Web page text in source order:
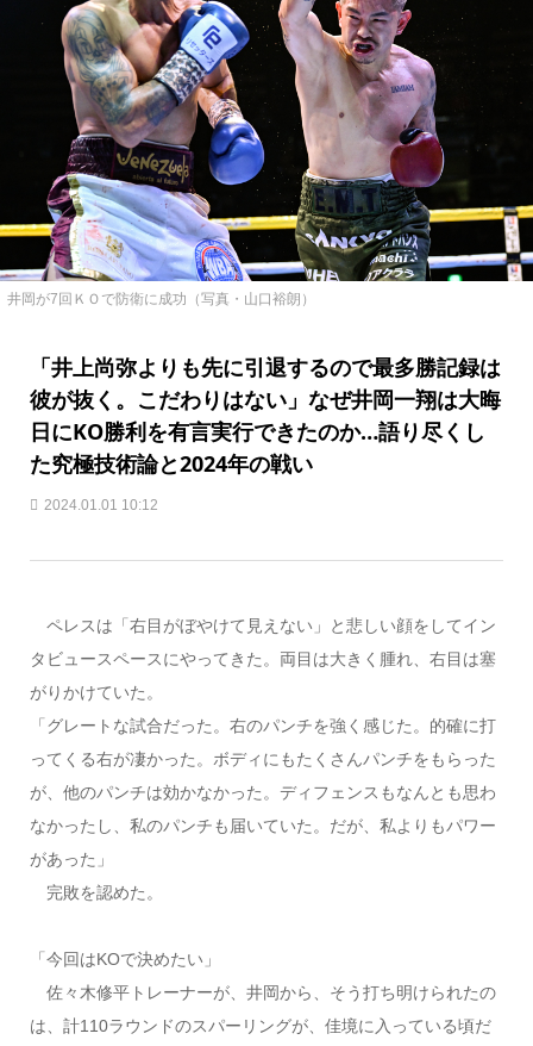
井岡が7回ＫＯで防衛に成功（写真・山口裕朗）
「井上尚弥よりも先に引退するので最多勝記録は
彼が抜く。こだわりはない」なぜ井岡一翔は大晦
日にKO勝利を有言実行できたのか…語り尽くし
た究極技術論と2024年の戦い
2024.01.01 10:12
ペレスは「右目がぼやけて見えない」と悲しい顔をしてイン
タビュースペースにやってきた。両目は大きく腫れ、右目は塞
がりかけていた。
「グレートな試合だった。右のパンチを強く感じた。的確に打
ってくる右が凄かった。ボディにもたくさんパンチをもらった
が、他のパンチは効かなかった。ディフェンスもなんとも思わ
なかったし、私のパンチも届いていた。だが、私よりもパワー
があった」
完敗を認めた。
「今回はKOで決めたい」
佐々木修平トレーナーが、井岡から、そう打ち明けられたの
は、計110ラウンドのスパーリングが、佳境に入っている頃だ